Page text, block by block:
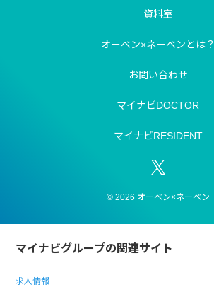
資料室
オーベン×ネーベンとは？
お問い合わせ
マイナビDOCTOR
マイナビRESIDENT
© 2026 オーベン×ネーベン
マイナビグループの関連サイト
求人情報